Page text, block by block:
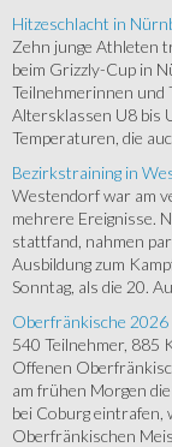
Hitzeschlacht in
Zehn junge Athleten
beim Grizzly-Cup in
Teilnehmerinnen und
Altersklassen U8 bis
Temperaturen, die
Bezirkstraining in
Westendorf war am
mehrere Ereignisse.
stattfand, nahmen
Ausbildung zum
Sonntag, als die 20.
Oberfränkische 2026
540 Teilnehmer, 885
Offenen
am frühen Morgen
bei Coburg eintrafen,
Oberfränkischen